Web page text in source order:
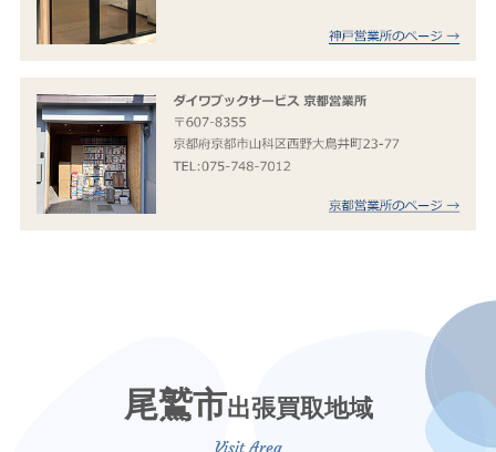
尾鷲市出張買取地域